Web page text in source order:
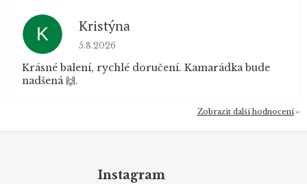
K Kristýna
Hodnocení obchodu je 5 z 5 hvězdiček.
5.8.2026
Krásné balení, rychlé doručení. Kamarádka bude
nadšená 🙌.
Zobrazit další hodnocení
Instagram